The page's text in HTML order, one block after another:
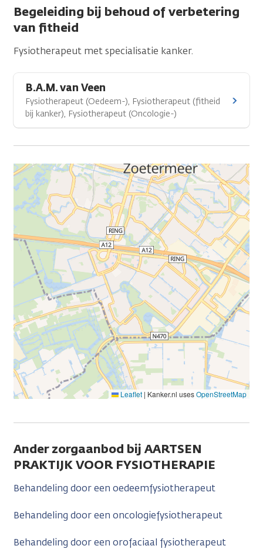
Begeleiding bij behoud of verbetering
van fitheid
Fysiotherapeut met specialisatie kanker.
B.A.M. van Veen
Fysiotherapeut (Oedeem-), Fysiotherapeut (fitheid
bij kanker), Fysiotherapeut (Oncologie-)
Leaflet | Kanker.nl usesOpenStreetMap
Ander zorgaanbod bij AARTSEN
PRAKTIJK VOOR FYSIOTHERAPIE
Behandeling door een oedeemfysiotherapeut
Behandeling door een oncologiefysiotherapeut
Behandeling door een orofaciaal fysiotherapeut